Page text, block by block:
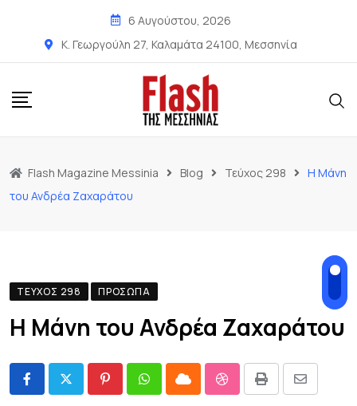
6 Αυγούστου, 2026
Κ. Γεωργούλη 27, Καλαμάτα 24100, Μεσσηνία
Flash Magazine Messinia Blog Τεύχος 298
Η Μάνη
του Ανδρέα Ζαχαράτου
ΤΕΎΧΟΣ 298 ΠΡΌΣΩΠΑ
Η Μάνη του Ανδρέα Ζαχαράτου